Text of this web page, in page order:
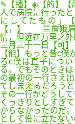
✎【播】◈【的】【
人で病院に行った
にしてたもの
【，】 兰詹娥眉
情，但远在万里之
三月三十一日【可
【能】もっと昔c僕
ろc僕は直子につ
る。でもそのとき
の最初の一行さえ
てしまえるだろう
その一行がどうし
くっきりとしすぎ
からなかったのだ
として役に立たな